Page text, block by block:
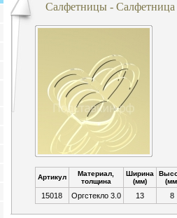
Салфетницы - Салфетница
Артикул
Материал,
толщина
Ширина
(мм)
15018 Оргстекло 3.0 13 8